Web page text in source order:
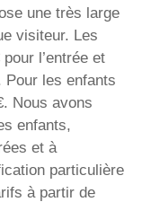
une très large
visiteur. Les
l’entrée et
Pour les enfants
Nous avons
enfants,
et à
particulière
à partir de